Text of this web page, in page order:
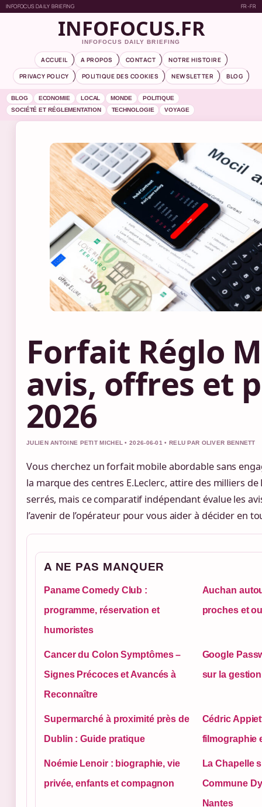
INFOFOCUS DAILY BRIEFING FR-FR
INFOFOCUS.FR
INFOFOCUS DAILY BRIEFING
ACCUEIL A PROPOS CONTACT
NOTRE HISTOIRE
PRIVACY POLICY
POLITIQUE DES COOKIES NEWSLETTER BLOG
BLOG ECONOMIE LOCAL MONDE
POLITIQUE
SOCIÉTÉ ET RÉGLEMENTATION
TECHNOLOGIE VOYAGE
Forfait Réglo
avis, offres et
2026
JULIEN ANTOINE PETIT MICHEL • 2026-06-01 • RELU PAR OLIVER BENNETT
Vous cherchez un forfait mobile abordable sans
la marque des centres E.Leclerc, attire des milliers de
serrés, mais ce comparatif indépendant évalue les
l’avenir de l’opérateur pour vous aider à décider en
A NE PAS MANQUER
Paname Comedy Club :
programme, réservation et
humoristes
Auchan
proches et
Cancer du Colon Symptômes –
Signes Précoces et Avancés à
Reconnaître
Google
sur la
Supermarché à proximité près de
Dublin : Guide pratique
Cédric
filmographie
Noémie Lenoir : biographie, vie
privée, enfants et compagnon
La Chapelle
Commune
Nantes